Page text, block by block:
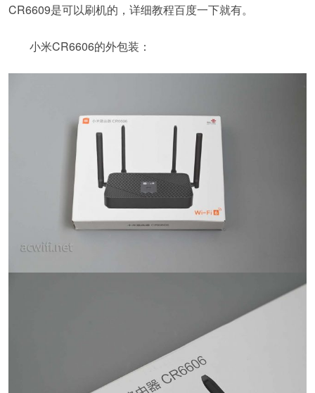
CR6609是可以刷机的，详细教程百度一下就有。
小米CR6606的外包装：